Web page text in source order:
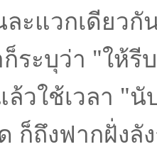
ละแวกเดียวกั
ระบุว่า "ให้
วใช้เวลา "นั
ก็ถึงฟากฝั่งลั